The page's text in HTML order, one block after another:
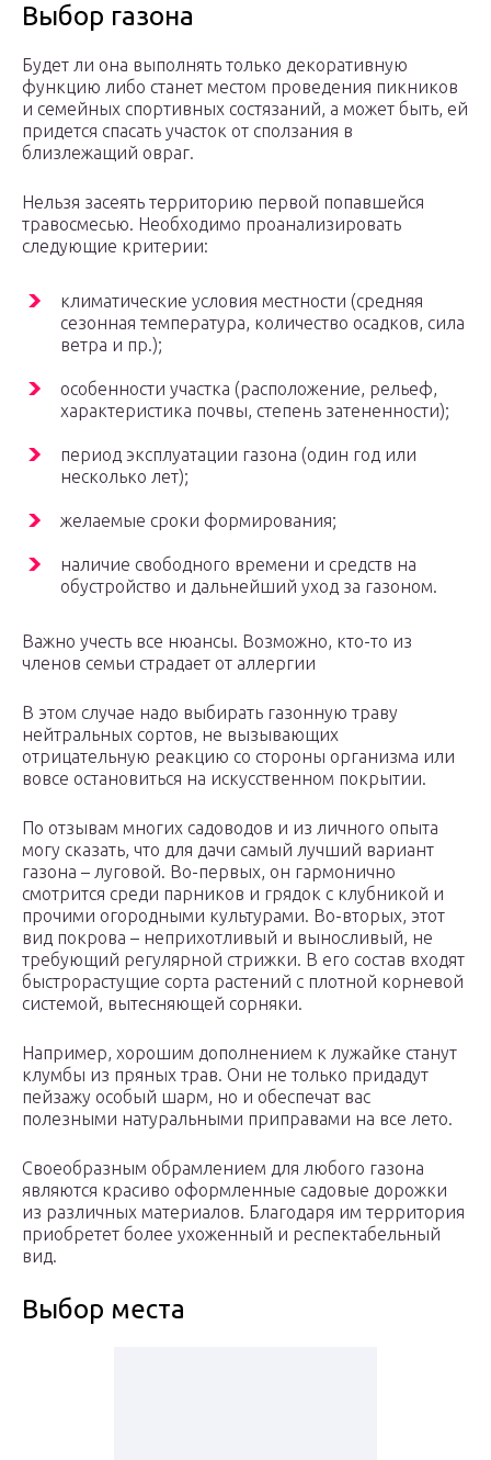
Выбор газона
Будет ли она выполнять только декоративную
функцию либо станет местом проведения пикников
и семейных спортивных состязаний, а может быть, ей
придется спасать участок от сползания в
близлежащий овраг.
Нельзя засеять территорию первой попавшейся
травосмесью. Необходимо проанализировать
следующие критерии:
климатические условия местности (средняя
сезонная температура, количество осадков, сила
ветра и пр.);
особенности участка (расположение, рельеф,
характеристика почвы, степень затененности);
период эксплуатации газона (один год или
несколько лет);
желаемые сроки формирования;
наличие свободного времени и средств на
обустройство и дальнейший уход за газоном.
Важно учесть все нюансы. Возможно, кто-то из
членов семьи страдает от аллергии
В этом случае надо выбирать газонную траву
нейтральных сортов, не вызывающих
отрицательную реакцию со стороны организма или
вовсе остановиться на искусственном покрытии.
По отзывам многих садоводов и из личного опыта
могу сказать, что для дачи самый лучший вариант
газона – луговой. Во-первых, он гармонично
смотрится среди парников и грядок с клубникой и
прочими огородными культурами. Во-вторых, этот
вид покрова – неприхотливый и выносливый, не
требующий регулярной стрижки. В его состав входят
быстрорастущие сорта растений с плотной корневой
системой, вытесняющей сорняки.
Например, хорошим дополнением к лужайке станут
клумбы из пряных трав. Они не только придадут
пейзажу особый шарм, но и обеспечат вас
полезными натуральными приправами на все лето.
Своеобразным обрамлением для любого газона
являются красиво оформленные садовые дорожки
из различных материалов. Благодаря им территория
приобретет более ухоженный и респектабельный
вид.
Выбор места